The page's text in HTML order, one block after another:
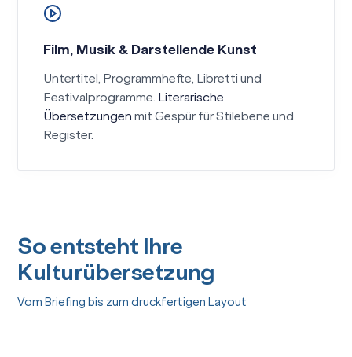
Film, Musik & Darstellende Kunst
Untertitel, Programmhefte, Libretti und
Festivalprogramme. Literarische
Übersetzungen mit Gespür für Stilebene und
Register.
So entsteht Ihre
Kulturübersetzung
Vom Briefing bis zum druckfertigen Layout